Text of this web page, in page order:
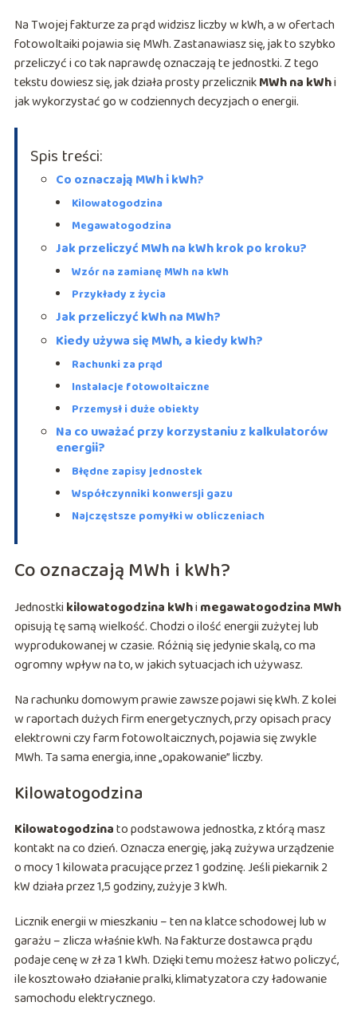
Na Twojej fakturze za prąd widzisz liczby w kWh, a w ofertach
fotowoltaiki pojawia się MWh. Zastanawiasz się, jak to szybko
przeliczyć i co tak naprawdę oznaczają te jednostki. Z tego
tekstu dowiesz się, jak działa prosty przelicznikMWh na kWhi
jak wykorzystać go w codziennych decyzjach o energii.
Spis treści:
Co oznaczają MWh i kWh?
Kilowatogodzina
Megawatogodzina
Jak przeliczyć MWh na kWh krok po kroku?
Wzór na zamianę MWh na kWh
Przykłady z życia
Jak przeliczyć kWh na MWh?
Kiedy używa się MWh, a kiedy kWh?
Rachunki za prąd
Instalacje fotowoltaiczne
Przemysł i duże obiekty
Na co uważać przy korzystaniu z kalkulatorów
energii?
Błędne zapisy jednostek
Współczynniki konwersji gazu
Najczęstsze pomyłki w obliczeniach
Co oznaczają MWh i kWh?
Jednostki kilowatogodzina kWhi megawatogodzina MWh
opisują tę samą wielkość. Chodzi o ilość energii zużytej lub
wyprodukowanej w czasie. Różnią się jedynie skalą, co ma
ogromny wpływ na to, w jakich sytuacjach ich używasz.
Na rachunku domowym prawie zawsze pojawi się kWh. Z kolei
w raportach dużych firm energetycznych, przy opisach pracy
elektrowni czy farm fotowoltaicznych, pojawia się zwykle
MWh. Ta sama energia, inne „opakowanie” liczby.
Kilowatogodzina
Kilowatogodzinato podstawowa jednostka, z którą masz
kontakt na co dzień. Oznacza energię, jaką zużywa urządzenie
o mocy 1 kilowata pracujące przez 1 godzinę. Jeśli piekarnik 2
kW działa przez 1,5 godziny, zużyje 3 kWh.
Licznik energii w mieszkaniu – ten na klatce schodowej lub w
garażu – zlicza właśnie kWh. Na fakturze dostawca prądu
podaje cenę w zł za 1 kWh. Dzięki temu możesz łatwo policzyć,
ile kosztowało działanie pralki, klimatyzatora czy ładowanie
samochodu elektrycznego.